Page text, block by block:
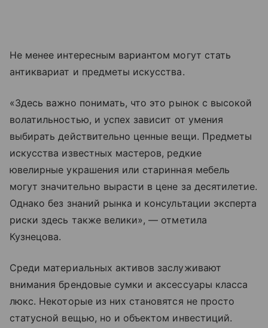
Не менее интересным вариантом могут стать
антиквариат и предметы искусства.
«Здесь важно понимать, что это рынок с высокой
волатильностью, и успех зависит от умения
выбирать действительно ценные вещи. Предметы
искусства известных мастеров, редкие
ювелирные украшения или старинная мебель
могут значительно вырасти в цене за десятилетие.
Однако без знаний рынка и консультации эксперта
риски здесь также велики», — отметила
Кузнецова.
Среди материальных активов заслуживают
внимания брендовые сумки и аксессуары класса
люкс. Некоторые из них становятся не просто
статусной вещью, но и объектом инвестиций.